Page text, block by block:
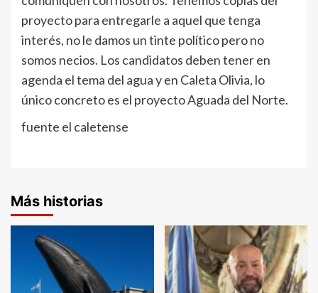
proyecto para entregarle a aquel que tenga
interés, no le damos un tinte político pero no
somos necios. Los candidatos deben tener en
agenda el tema del agua y en Caleta Olivia, lo
único concreto es el proyecto Aguada del Norte.
fuente el caletense
Más historias